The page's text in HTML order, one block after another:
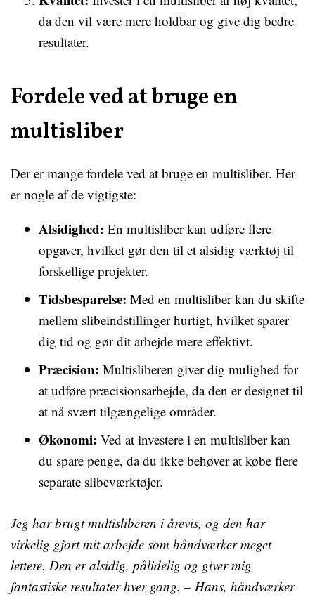
da den vil være mere holdbar og give dig bedre
resultater.
Fordele ved at bruge en
multisliber
Der er mange fordele ved at bruge en multisliber. Her
er nogle af de vigtigste:
Alsidighed: En multisliber kan udføre flere
opgaver, hvilket gør den til et alsidig værktøj til
forskellige projekter.
Tidsbesparelse: Med en multisliber kan du skifte
mellem slibeindstillinger hurtigt, hvilket sparer
dig tid og gør dit arbejde mere effektivt.
Præcision: Multisliberen giver dig mulighed for
at udføre præcisionsarbejde, da den er designet til
at nå svært tilgængelige områder.
Økonomi: Ved at investere i en multisliber kan
du spare penge, da du ikke behøver at købe flere
separate slibeværktøjer.
Jeg har brugt multisliberen i årevis, og den har
virkelig gjort mit arbejde som håndværker meget
lettere. Den er alsidig, pålidelig og giver mig
fantastiske resultater hver gang. – Hans, håndværker